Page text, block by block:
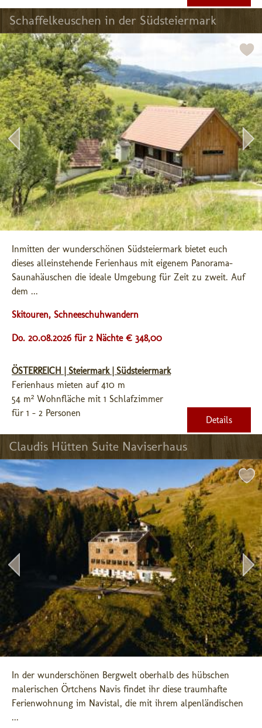
Schaffelkeuschen in der Südsteiermark
Inmitten der wunderschönen Südsteiermark bietet euch
dieses alleinstehende Ferienhaus mit eigenem Panorama-
Saunahäuschen die ideale Umgebung für Zeit zu zweit. Auf
dem ...
Skitouren, Schneeschuhwandern
Do. 20.08.2026 für 2 Nächte € 348,00
ÖSTERREICH | Steiermark | Südsteiermark
Ferienhaus mieten auf 410 m
54 m² Wohnfläche mit 1 Schlafzimmer
für 1 - 2 Personen
Details
Claudis Hütten Suite Naviserhaus
In der wunderschönen Bergwelt oberhalb des hübschen
malerischen Örtchens Navis findet ihr diese traumhafte
Ferienwohnung im Navistal, die mit ihrem alpenländischen
...